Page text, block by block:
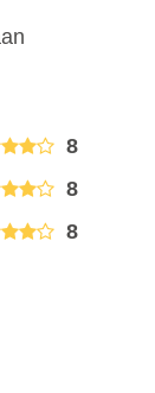
8
8
8